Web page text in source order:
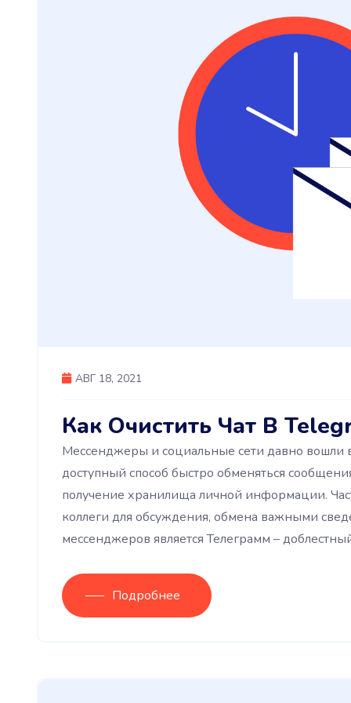
АВГ 18, 2021
Как Очистить Чат В
Мессенджеры и социальные сети давно вошли
доступный способ быстро обменяться
получение хранилища личной информации.
коллеги для обсуждения, обмена важными
мессенджеров является Телеграмм –
Подробнее